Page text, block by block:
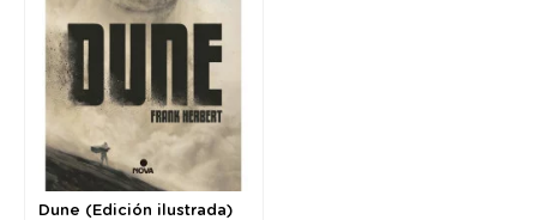
Dune (Edición ilustrada)